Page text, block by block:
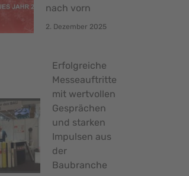
nach vorn
2. Dezember 2025
Erfolgreiche
Messeauftritte
mit wertvollen
Gesprächen
und starken
Impulsen aus
der
Baubranche